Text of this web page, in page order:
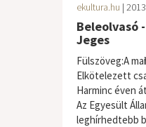
ekultura.hu |
Beleolvasó
Jeges
Fülszöveg:A
Elkötelezett
Harminc éven
Az Egyesült
leghírhedtebb